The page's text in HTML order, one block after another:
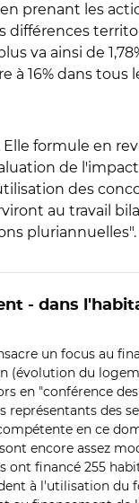
en prenant les
va ainsi de
à 16% dans
formule en
de
des
au travail
pluriannuelles".
- dans
un focus au
(évolution du
en "conférence
représentants des
en ce
encore assez
financé 255
à l'utilisation du